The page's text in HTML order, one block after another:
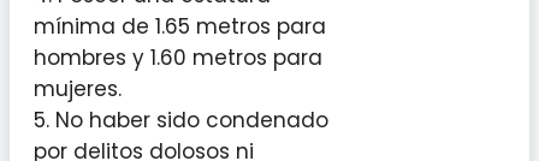
mínima de 1.65 metros para
hombres y 1.60 metros para
mujeres.
5. No haber sido condenado
por delitos dolosos ni